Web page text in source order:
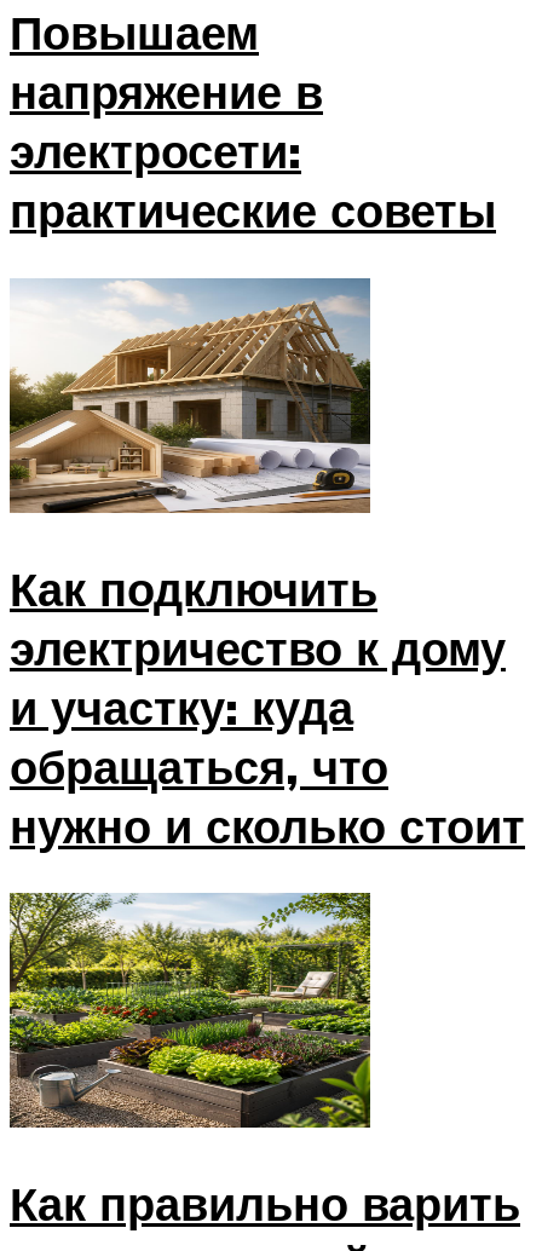
Повышаем
напряжение в
электросети:
практические советы
Как подключить
электричество к дому
и участку: куда
обращаться, что
нужно и сколько стоит
Как правильно варить